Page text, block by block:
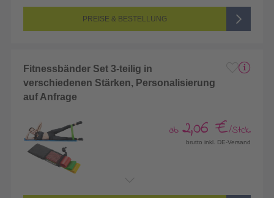
PREISE & BESTELLUNG
Fitnessbänder Set 3-teilig in
verschiedenen Stärken, Personalisierung
auf Anfrage
ab 2,06 €/Stck.
brutto inkl. DE-Versand